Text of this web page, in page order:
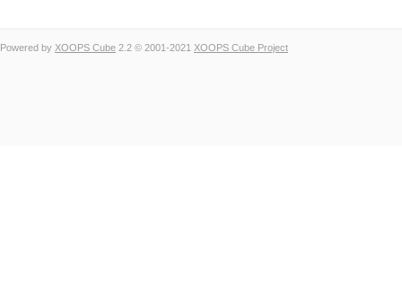
Powered by XOOPS Cube 2.2 © 2001-2021 XOOPS Cube Project